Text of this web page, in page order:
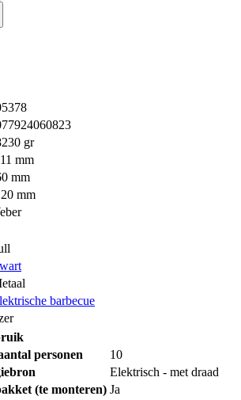
gr
mm
mm
mm
barbecue
personen
10
Elektrisch - met draad
(te monteren) Ja